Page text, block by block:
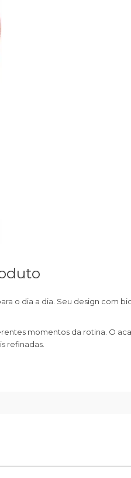
o dia a dia. Seu design com
momentos da rotina. O
refinadas.